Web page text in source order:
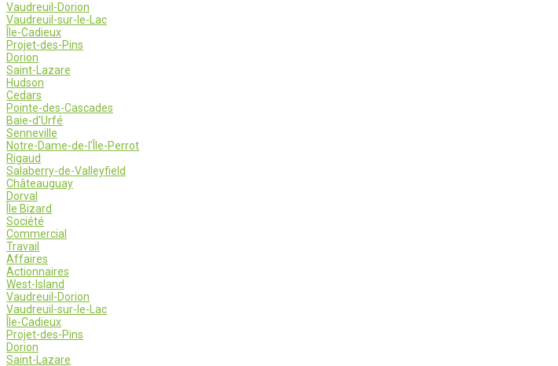
Vaudreuil-Dorion
Vaudreuil-sur-le-Lac
Île-Cadieux
Projet-des-Pins
Dorion
Saint-Lazare
Hudson
Cedars
Pointe-des-Cascades
Baie-d'Urfé
Senneville
Notre-Dame-de-l'Île-Perrot
Rigaud
Salaberry-de-Valleyfield
Châteauguay
Dorval
Île Bizard
Société
Commercial
Travail
Affaires
Actionnaires
West-Island
Vaudreuil-Dorion
Vaudreuil-sur-le-Lac
Île-Cadieux
Projet-des-Pins
Dorion
Saint-Lazare